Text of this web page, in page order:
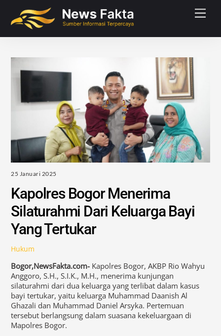
content
25 Januari 2025
Kapolres Bogor Menerima
Silaturahmi Dari Keluarga Bayi
Yang Tertukar
Hukum
Bogor,NewsFakta.com- Kapolres Bogor, AKBP Rio Wahyu
Anggoro, S.H., S.I.K., M.H., menerima kunjungan
silaturahmi dari dua keluarga yang terlibat dalam kasus
bayi tertukar, yaitu keluarga Muhammad Daanish Al
Ghazali dan Muhammad Daniel Arsyka. Pertemuan
tersebut berlangsung dalam suasana kekeluargaan di
Mapolres Bogor.